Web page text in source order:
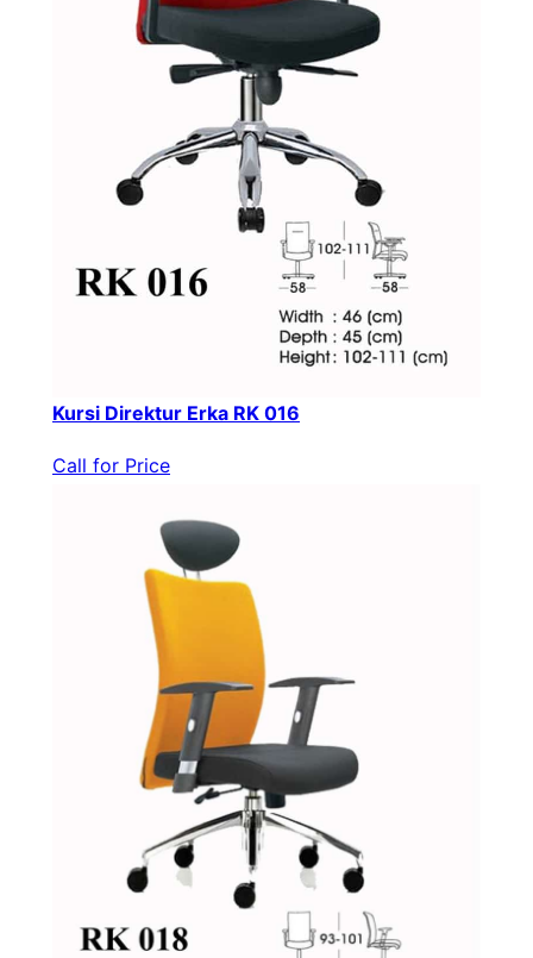
Kursi Direktur Erka RK 016
Call for Price